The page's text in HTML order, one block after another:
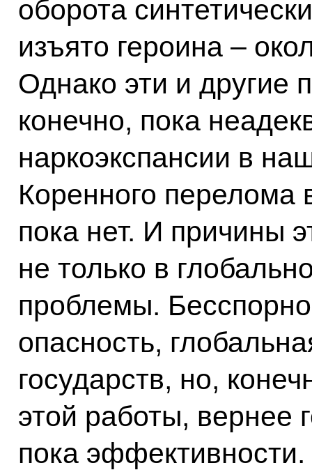
оборота
изъято героина –
Однако эти и
конечно, пока
наркоэкспансии в
Коренного перелома
пока нет. И причины
не только в
проблемы.
опасность,
государств, но,
этой работы, вернее
пока эффективности.